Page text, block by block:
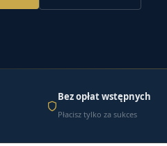
Bez opłat wstępnych
Płacisz tylko za sukces